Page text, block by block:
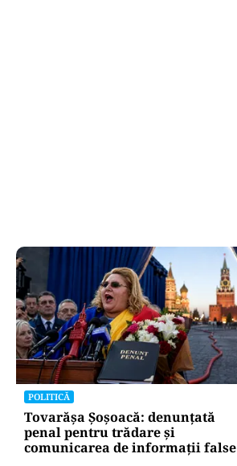
POLITICĂ
Tovarășa Șoșoacă: denunțată
penal pentru trădare și
comunicarea de informații false